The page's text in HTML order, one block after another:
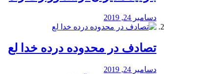
دسامبر 24, 2019
تصادف در محدوده درده خدا لع
دسامبر 24, 2019